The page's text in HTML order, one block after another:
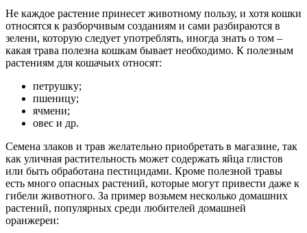
Не каждое растение принесет животному пользу, и хотя кошки
относятся к разборчивым созданиям и сами разбираются в
зелени, которую следует употреблять, иногда знать о том –
какая трава полезна кошкам бывает необходимо. К полезным
растениям для кошачьих относят:
петрушку;
пшеницу;
ячмени;
овес и др.
Семена злаков и трав желательно приобретать в магазине, так
как уличная растительность может содержать яйца глистов
или быть обработана пестицидами. Кроме полезной травы
есть много опасных растений, которые могут привести даже к
гибели животного. За пример возьмем несколько домашних
растений, популярных среди любителей домашней
оранжереи: